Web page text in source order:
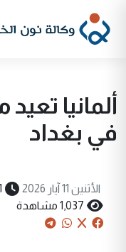
ألمانيا
في بغداد
الأثنين 11 آيار 2026 1
1,037 مشاهدة